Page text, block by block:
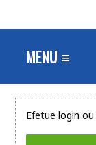
MENU ≡
Efetue login ou